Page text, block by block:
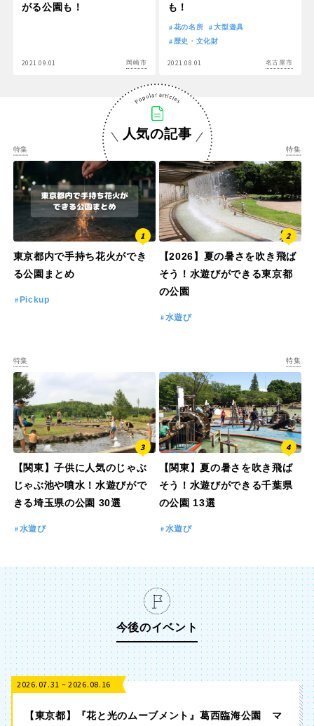
がる公園も！
2021.09.01 岡崎市
も！
花の名所
大型遊具
歴史・文化財
2021.08.01 名古屋市
人気の記事
特集
東京都内で手持ち花火ができ
る公園まとめ
Pickup
特集
【2026】夏の暑さを吹き飛ば
そう！水遊びができる東京都
の公園
水遊び
特集
【関東】子供に人気のじゃぶ
じゃぶ池や噴水！水遊びがで
きる埼玉県の公園 30選
水遊び
特集
【関東】夏の暑さを吹き飛ば
そう！水遊びができる千葉県
の公園 13選
水遊び
今後のイベント
2026.07.31 ~ 2026.08.16
【東京都】『花と光のムーブメント』葛西臨海公園 マ